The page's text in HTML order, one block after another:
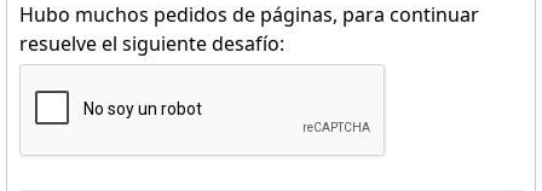
Hubo muchos pedidos de páginas, para continuar
resuelve el siguiente desafío: